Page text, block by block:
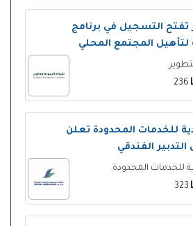
تفتح التسجيل في برنامج
لتأهيل المجتمع المحلي
للخدمات المحدودة تعلن
الفندقي
للخدمات المحدودة